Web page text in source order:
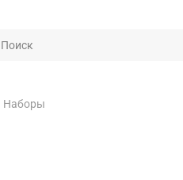
Наборы